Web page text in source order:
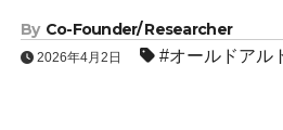
By Co-Founder/ Researcher
2026年4月2日 #オールドアル